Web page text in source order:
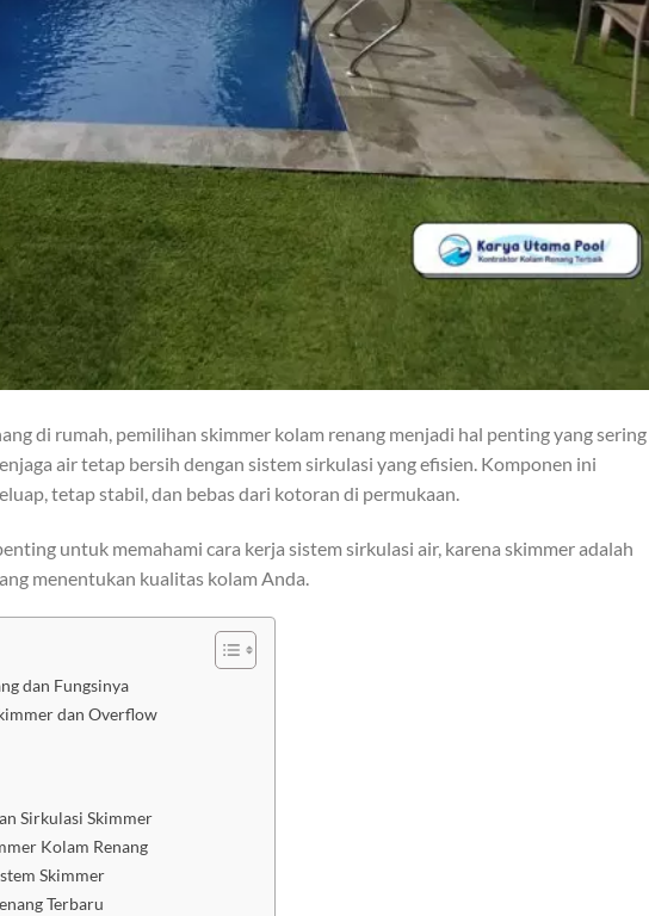
di rumah, pemilihan skimmer kolam renang menjadi hal penting yang
air tetap bersih dengan sistem sirkulasi yang efisien. Komponen ini
tetap stabil, dan bebas dari kotoran di permukaan.
untuk memahami cara kerja sistem sirkulasi air, karena skimmer adalah
menentukan kualitas kolam Anda.
dan Fungsinya
dan Overflow
Sirkulasi Skimmer
Kolam Renang
Skimmer
Terbaru